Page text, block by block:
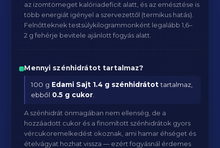
az izomtömeget kalóriadeficit alatt, és az emésztése is
több energiát igényel a szervezettől (termikus hatás).
Felnőtteknek testsúlykilogrammonként legalább 1,6–
2 g fehérje bevitele ajánlott fogyás alatt.
Mennyi szénhidrátot tartalmaz?
100 g Edami Sajt 1.4 g szénhidrátottartalmaz,
ebből 0.5 g cukor
A szénhidrát önmagában nem ellenség, de a
hozzáadott cukor és a finomított szénhidrátok gyors
vércukoremelkedést okoznak, ami hamar éhséget és
ételvágyat hozhat vissza — ezért fogyásnál érdemes